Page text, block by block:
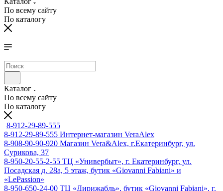
По всему сайту
По каталогу
Каталог
По всему сайту
По каталогу
8-912-29-89-555
8-912-29-89-555 Интернет-магазин VeraAlex
8-908-90-90-920 Магазин Vera&Alex, г.Екатеринбург, ул.
Сурикова, 37
8-950-20-55-2-55 ТЦ «Универбыт», г. Екатеринбург, ул.
Посадская д. 28а, 5 этаж, бутик «Giovanni Fabiani» и
«LePassion»
8-950-650-24-00 ТЦ «Дирижабль», бутик «Giovanni Fabiani», г.